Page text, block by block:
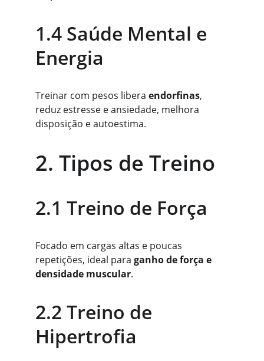
1.4 Saúde Mental e
Energia
Treinar com pesos libera endorfinas,
reduz estresse e ansiedade, melhora
disposição e autoestima.
2. Tipos de Treino
2.1 Treino de Força
Focado em cargas altas e poucas
repetições, ideal para ganho de força e
densidade muscular.
2.2 Treino de
Hipertrofia